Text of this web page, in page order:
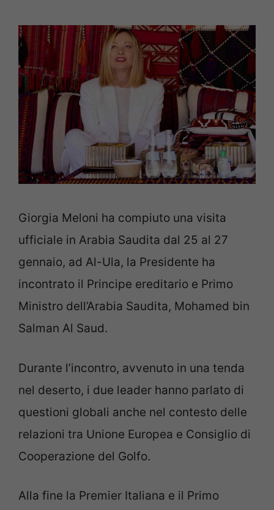
Giorgia Meloni ha compiuto una visita
ufficiale in Arabia Saudita dal 25 al 27
gennaio, ad Al-Ula, la Presidente ha
incontrato il Principe ereditario e Primo
Ministro dell’Arabia Saudita, Mohamed bin
Salman Al Saud.
Durante l’incontro, avvenuto in una tenda
nel deserto, i due leader hanno parlato di
questioni globali anche nel contesto delle
relazioni tra Unione Europea e Consiglio di
Cooperazione del Golfo.
Alla fine la Premier Italiana e il Primo